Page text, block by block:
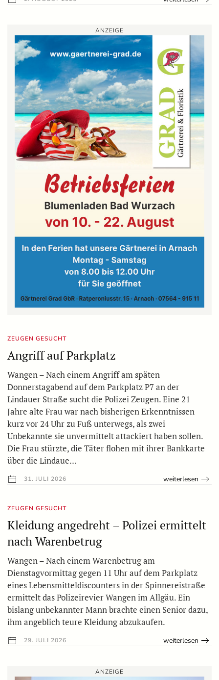
ANZEIGE
ZEUGEN GESUCHT
Angriff auf Parkplatz
Wangen – Nach einem Angriff am späten
Donnerstagabend auf dem Parkplatz P7 an der
Lindauer Straße sucht die Polizei Zeugen. Eine 21
Jahre alte Frau war nach bisherigen Erkenntnissen
kurz vor 24 Uhr zu Fuß unterwegs, als zwei
Unbekannte sie unvermittelt attackiert haben sollen.
Die Frau stürzte, die Täter flohen mit ihrer Bankkarte
über die Lindaue…
31. JULI 2026 weiterlesen
ZEUGEN GESUCHT
Kleidung angedreht – Polizei ermittelt
nach Warenbetrug
Wangen – Nach einem Warenbetrug am
Dienstagvormittag gegen 11 Uhr auf dem Parkplatz
eines Lebensmitteldiscounters in der Spinnereistraße
ermittelt das Polizeirevier Wangen im Allgäu. Ein
bislang unbekannter Mann brachte einen Senior dazu,
ihm angeblich teure Kleidung abzukaufen.
29. JULI 2026 weiterlesen
ANZEIGE